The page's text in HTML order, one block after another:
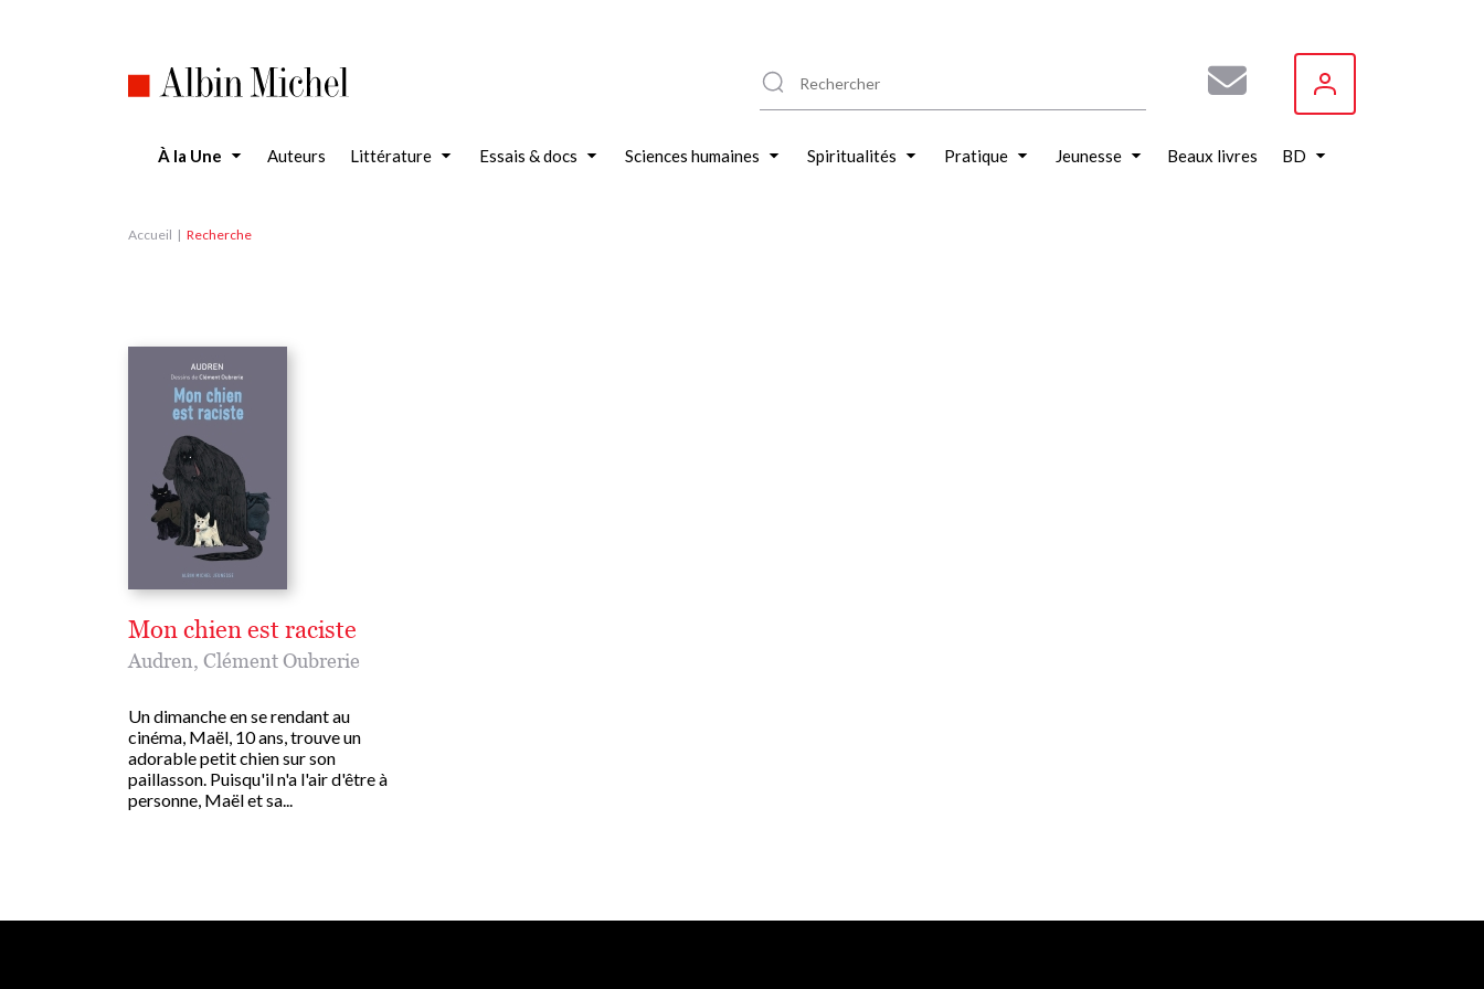
À la Une Auteurs Littérature Essais & docs Sciences humaines Spiritualités Pratique Jeunesse Beaux livres BD
Accueil Recherche
Mon chien est raciste
Audren, Clément Oubrerie
Un dimanche en se rendant au
cinéma, Maël, 10 ans, trouve un
adorable petit chien sur son
paillasson. Puisqu'il n'a l'air d'être à
personne, Maël et sa...